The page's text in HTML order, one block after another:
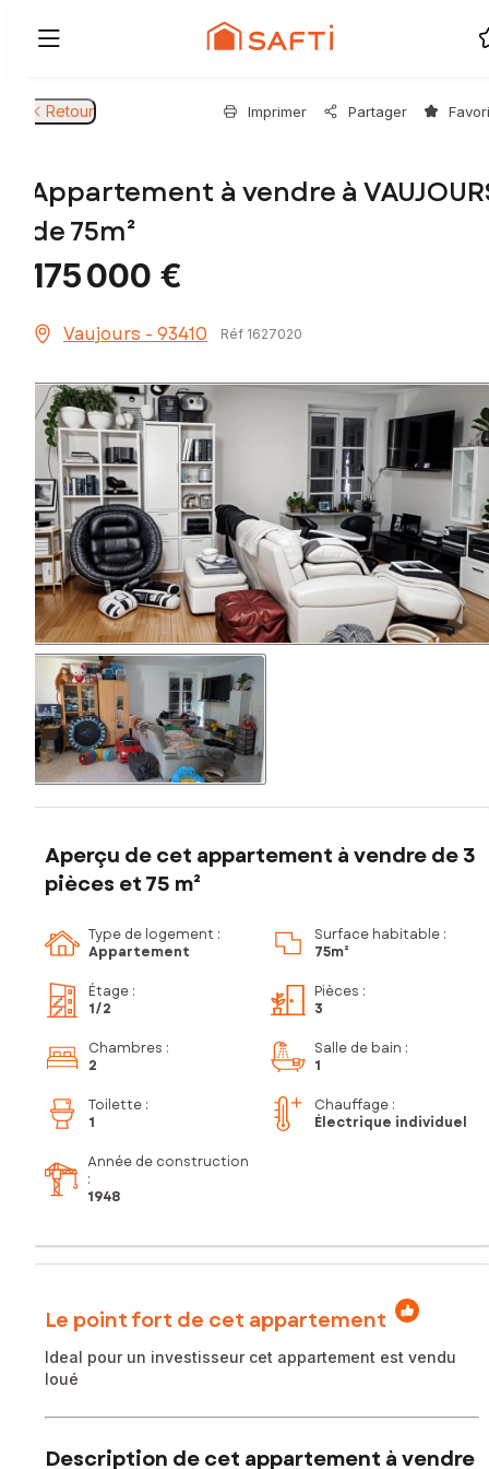
Retour Imprimer Partager
Appartement à vendre à
de 75m²
175 000 €
Vaujours - 93410 Réf 1627020
Aperçu de cet appartement à vendre de 3
pièces et 75 m²
Type de logement :
Appartement
Surface habitable :
75m²
Étage :
1/2
Pièces :
3
Chambres :
2
Salle de bain :
1
Toilette :
1
Chauffage :
Électrique individuel
Année de construction
:
1948
Le point fort de cet appartement
Ideal pour un investisseur cet appartement est vendu
loué
Description de cet appartement à vendre